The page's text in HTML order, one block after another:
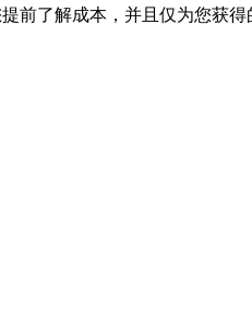
了解成本，并且仅为您获得